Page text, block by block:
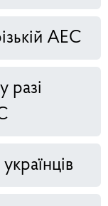
АЕС
разі